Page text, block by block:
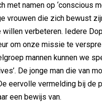
met namen op ‘conscious
vrouwen die zich bewust
willen verbeteren. Iedere
om onze missie te
mannen kunnen we
De jonge man die van
eervolle vermelding bij de
een bewijs van.